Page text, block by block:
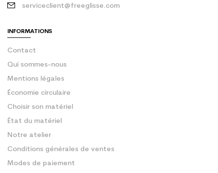
serviceclient@freeglisse.com
INFORMATIONS
Contact
Qui sommes-nous
Mentions légales
Économie circulaire
Choisir son matériel
État du matériel
Notre atelier
Conditions générales de ventes
Modes de paiement